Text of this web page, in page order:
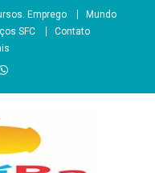
Emprego
Mundo
SFC
Contato